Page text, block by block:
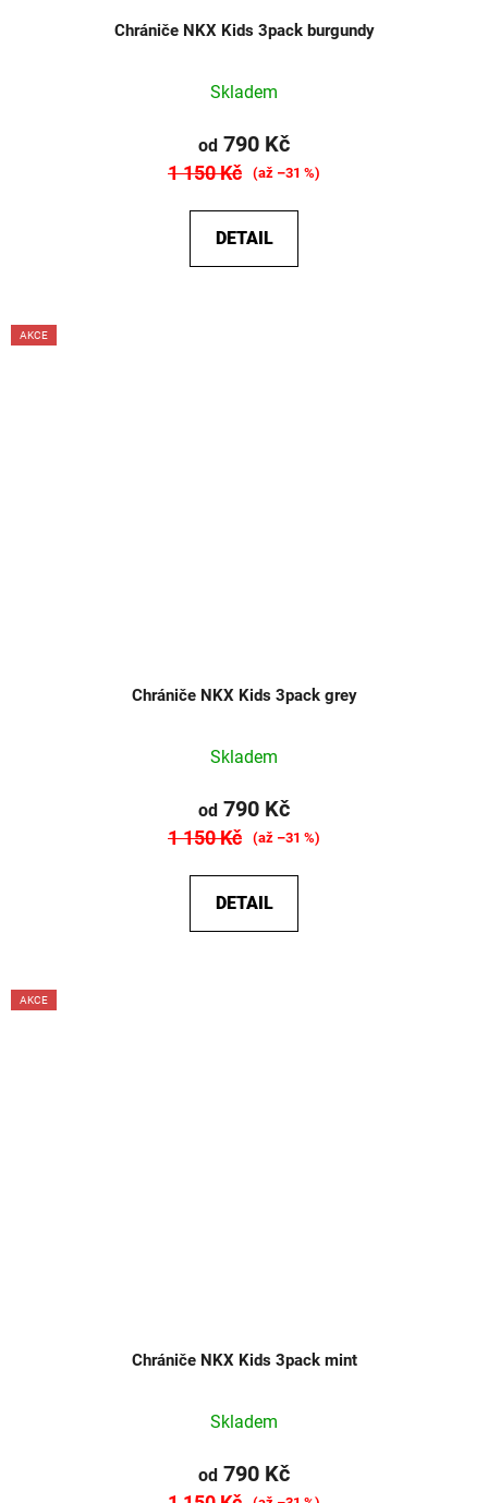
Chrániče NKX Kids 3pack burgundy
Skladem
od 790 Kč
1 150 Kč (až –31 %)
DETAIL
AKCE
Chrániče NKX Kids 3pack grey
Skladem
od 790 Kč
1 150 Kč (až –31 %)
DETAIL
AKCE
Chrániče NKX Kids 3pack mint
Skladem
od 790 Kč